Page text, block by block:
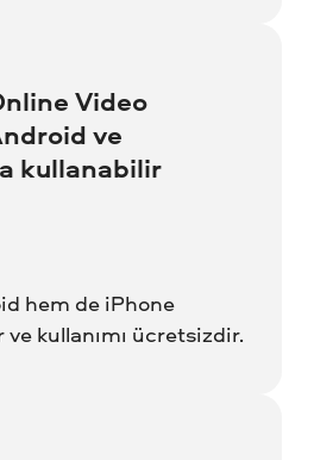
Video
ve
kullanabilir
hem de iPhone
ve kullanımı ücretsizdir.